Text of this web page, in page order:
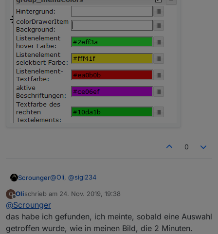
0
Scrounger@Oli, @sigi234
O
Offline
Olischrieb am 24. Nov. 2019, 19:38
zuletzt editiert von
@Scrounger
das habe ich gefunden, ich meinte, sobald eine Auswahl
getroffen wurde, wie in meinen Bild, die 2 Minuten.